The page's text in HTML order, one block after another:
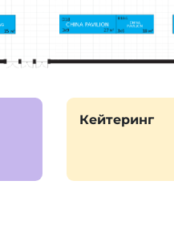
Кейтеринг